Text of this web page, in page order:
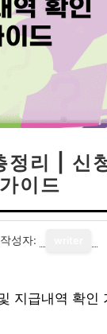
정리 | 신
이드
작성자:
지급내역 확인